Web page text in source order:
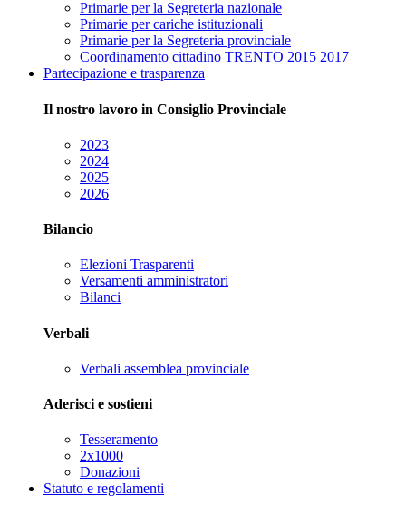
Primarie per la Segreteria nazionale
Primarie per cariche istituzionali
Primarie per la Segreteria provinciale
Coordinamento cittadino TRENTO 2015 2017
Partecipazione e trasparenza
Il nostro lavoro in Consiglio Provinciale
2023
2024
2025
2026
Bilancio
Elezioni Trasparenti
Versamenti amministratori
Bilanci
Verbali
Verbali assemblea provinciale
Aderisci e sostieni
Tesseramento
2x1000
Donazioni
Statuto e regolamenti